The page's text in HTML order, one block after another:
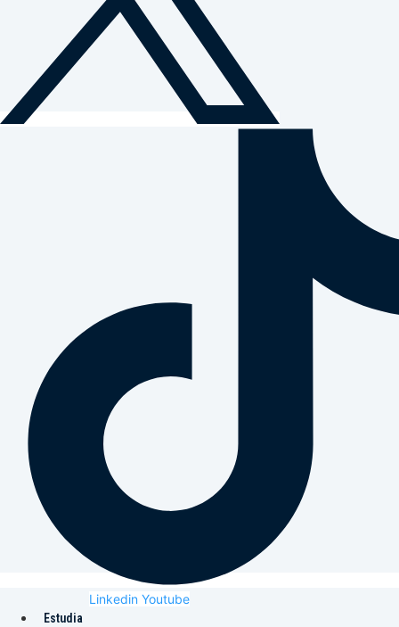
Linkedin Youtube
Estudia